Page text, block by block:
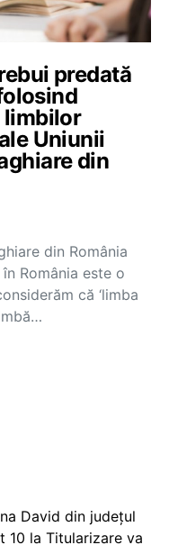
predată
limbilor
Uniunii
din
din România
România este o
că ‘limba
David din județul
10 la Titularizare va